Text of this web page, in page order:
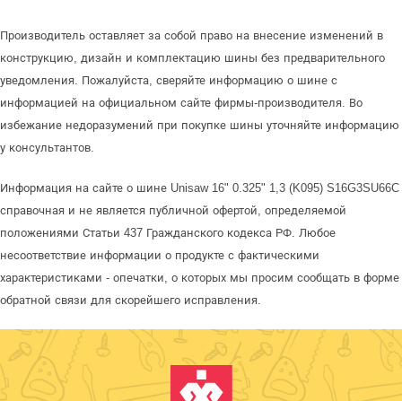
Производитель оставляет за собой право на внесение изменений в
конструкцию, дизайн и комплектацию шины без предварительного
уведомления. Пожалуйста, сверяйте информацию о шине с
информацией на официальном сайте фирмы-производителя. Во
избежание недоразумений при покупке шины уточняйте информацию
у консультантов.
Информация на сайте о шине Unisaw 16" 0.325" 1,3 (K095) S16G3SU66C
справочная и не является публичной офертой, определяемой
положениями Статьи 437 Гражданского кодекса РФ. Любое
несоответствие информации о продукте с фактическими
характеристиками - опечатки, о которых мы просим сообщать в форме
обратной связи для скорейшего исправления.